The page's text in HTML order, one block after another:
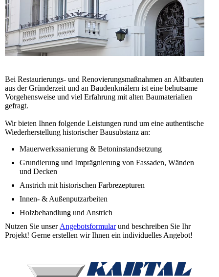
Bei Restaurierungs- und Renovierungsmaßnahmen an Altbauten
aus der Gründerzeit und an Baudenkmälern ist eine behutsame
Vorgehensweise und viel Erfahrung mit alten Baumaterialien
gefragt.
Wir bieten Ihnen folgende Leistungen rund um eine authentische
Wiederherstellung historischer Bausubstanz an:
Mauerwerkssanierung & Betoninstandsetzung
Grundierung und Imprägnierung von Fassaden, Wänden
und Decken
Anstrich mit historischen Farbrezepturen
Innen- & Außenputzarbeiten
Holzbehandlung und Anstrich
Nutzen Sie unser Angebotsformularund beschreiben Sie Ihr
Projekt! Gerne erstellen wir Ihnen ein individuelles Angebot!